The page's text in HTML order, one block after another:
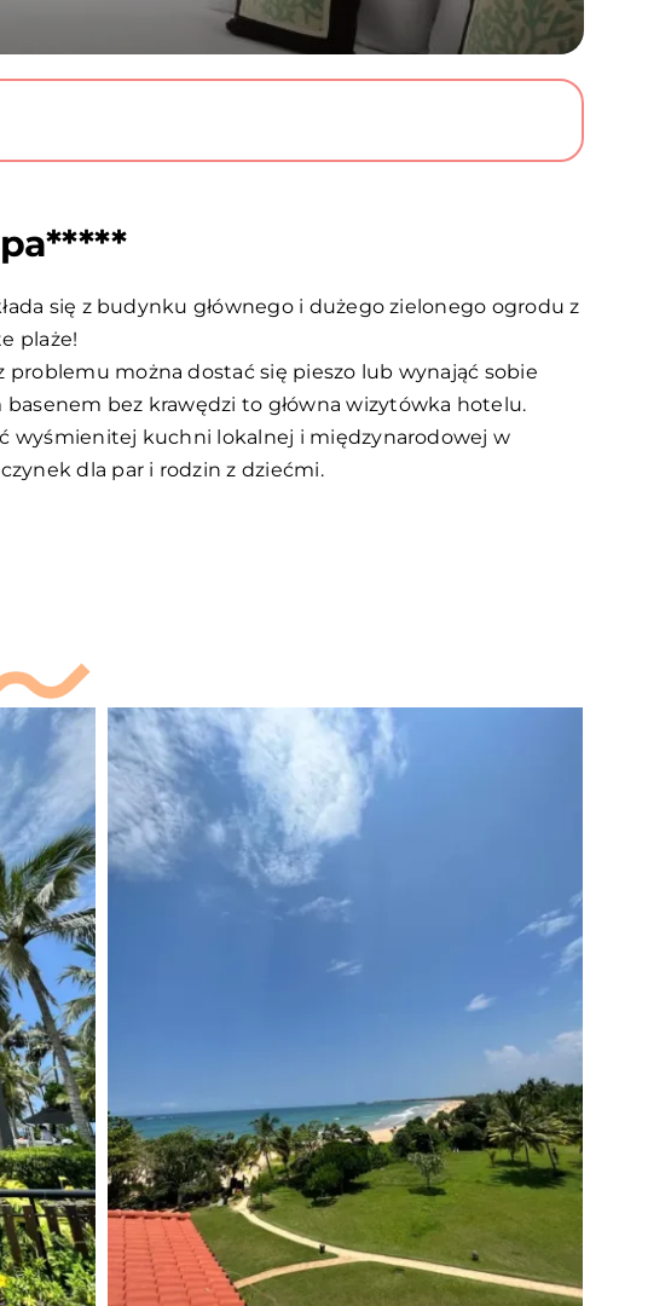
się z budynku głównego i dużego zielonego ogrodu z
plaże!
można dostać się pieszo lub wynająć sobie
bez krawędzi to główna wizytówka hotelu.
wyśmienitej kuchni lokalnej i międzynarodowej w
dla par i rodzin z dziećmi.